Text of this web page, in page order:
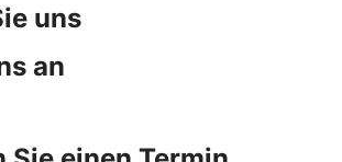
uns
an